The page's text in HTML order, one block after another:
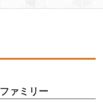
ァミリー